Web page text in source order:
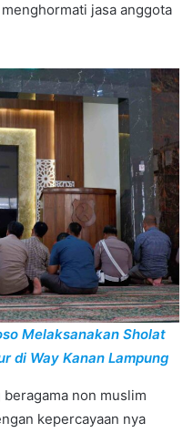
jasa anggota
Melaksanakan Sholat
di Way Kanan Lampung
non muslim
kepercayaan nya